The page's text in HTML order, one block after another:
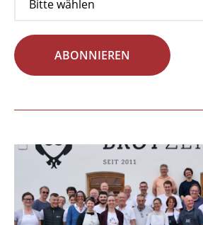
ABONNIEREN